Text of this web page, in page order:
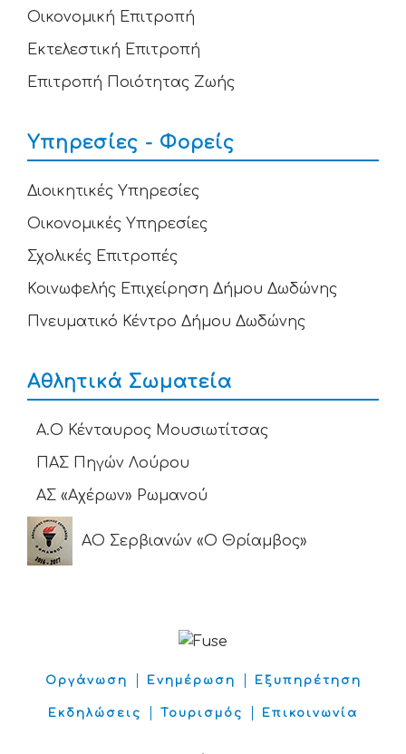
Οικονομική Επιτροπή
Εκτελεστική Επιτροπή
Επιτροπή Ποιότητας Ζωής
Υπηρεσίες - Φορείς
Διοικητικές Υπηρεσίες
Οικονομικές Υπηρεσίες
Σχολικές Επιτροπές
Κοινωφελής Επιχείρηση Δήμου Δωδώνης
Πνευματικό Κέντρο Δήμου Δωδώνης
Αθλητικά Σωματεία
Α.Ο Κένταυρος Μουσιωτίτσας
ΠΑΣ Πηγών Λούρου
ΑΣ «Αχέρων» Ρωμανού
ΑΟ Σερβιανών «Ο Θρίαμβος»
Οργάνωση Ενημέρωση Εξυπηρέτηση
Εκδηλώσεις Τουρισμός Επικοινωνία